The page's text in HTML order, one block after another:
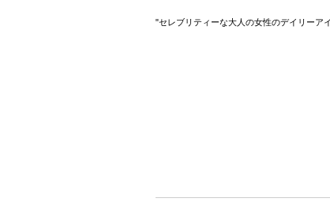
"セレブリティーな大人の女性のデイリーア